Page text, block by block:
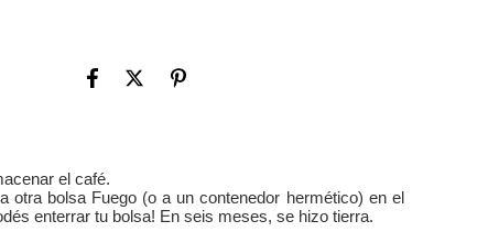
el café.
otra bolsa Fuego (o a un contenedor hermético) en el
enterrar tu bolsa! En seis meses, se hizo tierra.